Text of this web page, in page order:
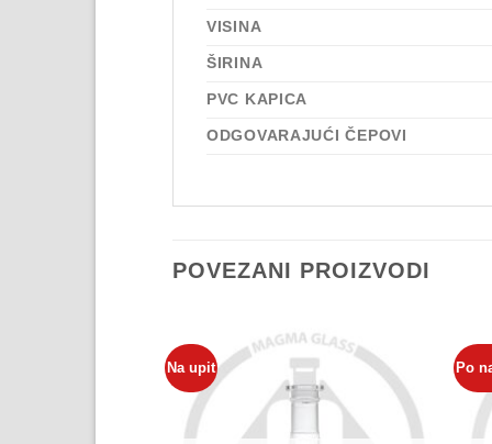
VISINA
ŠIRINA
PVC KAPICA
ODGOVARAJUĆI ČEPOVI
POVEZANI PROIZVODI
Na upit Po